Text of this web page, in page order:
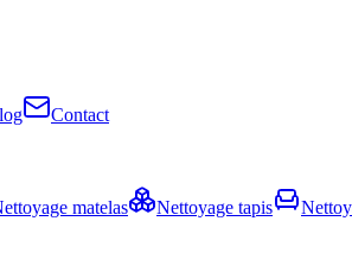
Contact
matelas Nettoyage tapis